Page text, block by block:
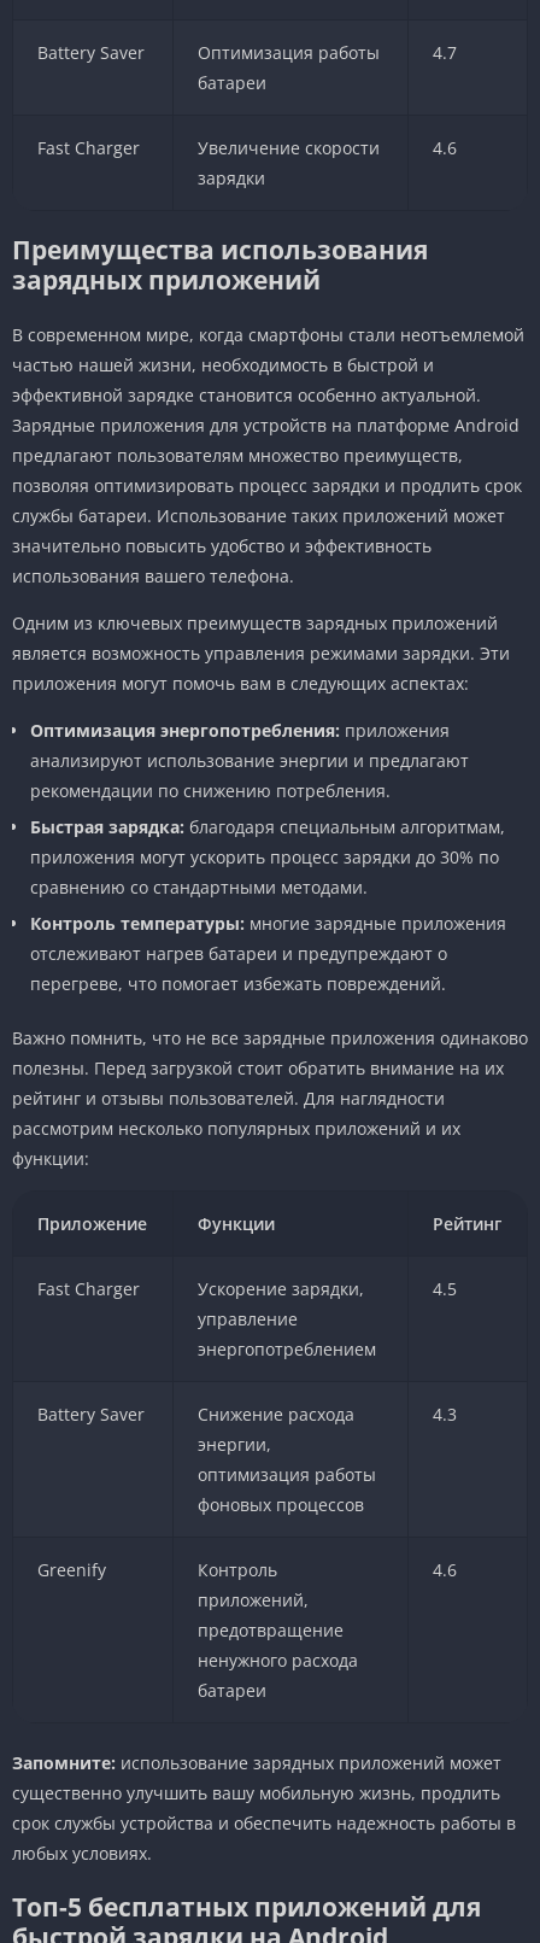
Battery Saver
Оптимизация работы
батареи
4.7
Fast Charger
Увеличение скорости
зарядки
4.6
Преимущества использования
зарядных приложений
В современном мире, когда смартфоны стали неотъемлемой
частью нашей жизни, необходимость в быстрой и
эффективной зарядке становится особенно актуальной.
Зарядные приложения для устройств на платформе Android
предлагают пользователям множество преимуществ,
позволяя оптимизировать процесс зарядки и продлить срок
службы батареи. Использование таких приложений может
значительно повысить удобство и эффективность
использования вашего телефона.
Одним из ключевых преимуществ зарядных приложений
является возможность управления режимами зарядки. Эти
приложения могут помочь вам в следующих аспектах:
Оптимизация энергопотребления: приложения
анализируют использование энергии и предлагают
рекомендации по снижению потребления.
Быстрая зарядка: благодаря специальным алгоритмам,
приложения могут ускорить процесс зарядки до 30% по
сравнению со стандартными методами.
Контроль температуры: многие зарядные приложения
отслеживают нагрев батареи и предупреждают о
перегреве, что помогает избежать повреждений.
Важно помнить, что не все зарядные приложения одинаково
полезны. Перед загрузкой стоит обратить внимание на их
рейтинг и отзывы пользователей. Для наглядности
рассмотрим несколько популярных приложений и их
функции:
Приложение Функции Рейтинг
Fast Charger
Ускорение зарядки,
управление
энергопотреблением
4.5
Battery Saver
Снижение расхода
энергии,
оптимизация работы
фоновых процессов
4.3
Greenify
Контроль
приложений,
предотвращение
ненужного расхода
батареи
4.6
Запомните: использование зарядных приложений может
существенно улучшить вашу мобильную жизнь, продлить
срок службы устройства и обеспечить надежность работы в
любых условиях.
Топ-5 бесплатных приложений для